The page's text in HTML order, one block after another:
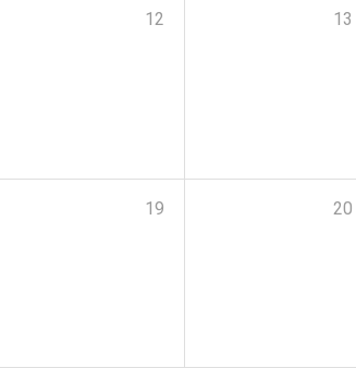
12 13
19 20